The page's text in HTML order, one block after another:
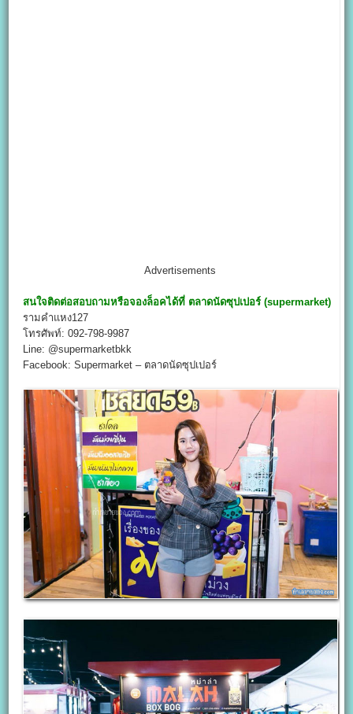
Advertisements
สนใจติดต่อสอบถามหรือจองล็อคได้ที่ ตลาดนัดซุปเปอร์ (supermarket)
รามคำแหง127
โทรศัพท์: 092-798-9987
Line: @supermarketbkk
Facebook: Supermarket – ตลาดนัดซุปเปอร์